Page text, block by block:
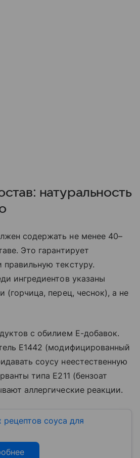
натуральность
содержать не менее 40–
Это гарантирует
текстуру.
ингредиентов указаны
(горчица, перец, чеснок), а не
с обилием Е-добавок.
Е1442 (модифицированный
соусу неестественную
типа Е211 (бензоат
аллергические реакции.
рецептов соуса для